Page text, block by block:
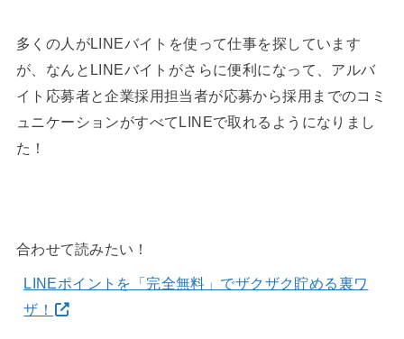
多くの人がLINEバイトを使って仕事を探しています
が、なんとLINEバイトがさらに便利になって、アルバ
イト応募者と企業採用担当者が応募から採用までのコミ
ュニケーションがすべてLINEで取れるようになりまし
た！
合わせて読みたい！
LINEポイントを「完全無料」でザクザク貯める裏ワ
ザ！